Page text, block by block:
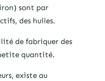
sont par
des huiles.
de fabriquer des
quantité.
existe au